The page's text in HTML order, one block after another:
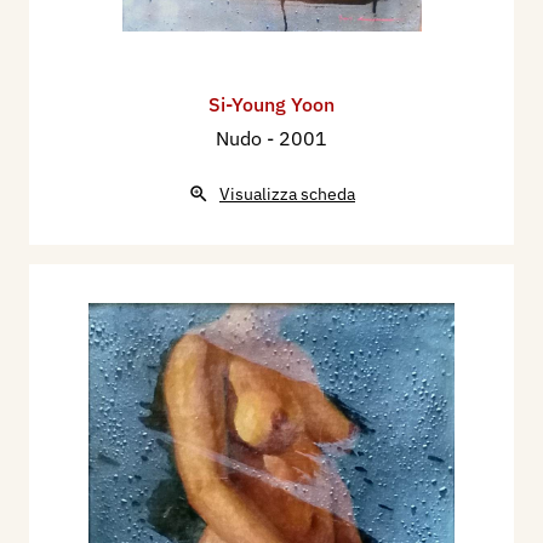
Silenzio e Movimento, Mantova, Archivio, n. 9
2000 - Yoon Si-Young, Silenzio e Movimento,
Mantova, Archivio, n. 1 gennaio, p. 13, ( Famiglia
Artistica Milanese, Milano, 4/10 gennaio).
2001 - Yoon Si-Young, Silenzio e Movimento,
Mantova, Archivio, n. 9 novembre, p. 16
(Piacenza, Galleria Spazi Arte, 3/30 novembre)
2006 - Yoon Si-Young, Milano dagli occhi a
mandorla, biglietto invito, Milano, Galleria
Previtali, 5 aprile / 3 giugno.
Si-Young Yoon
Nudo - 2001
Visualizza scheda